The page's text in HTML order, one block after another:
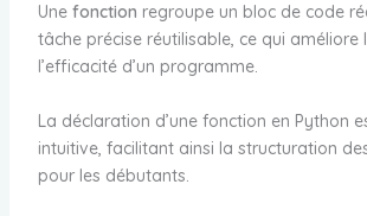
Une fonction regroupe un bloc de code
tâche précise réutilisable, ce qui améliore
l’efficacité d’un programme.
La déclaration d’une fonction en Python
intuitive, facilitant ainsi la structuration
pour les débutants.